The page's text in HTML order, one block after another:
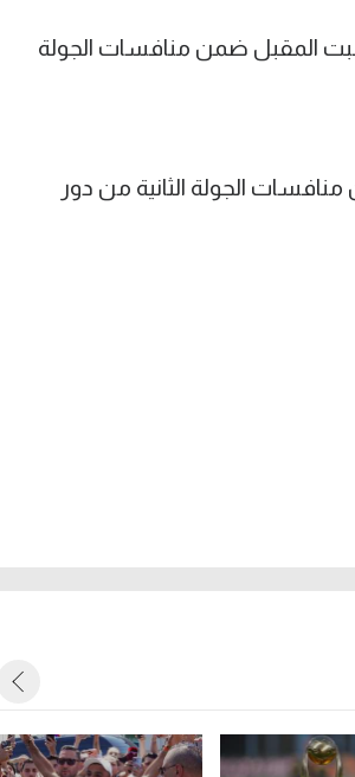
المقبل ضمن منافسات الجولة
الجولة الثانية من دور